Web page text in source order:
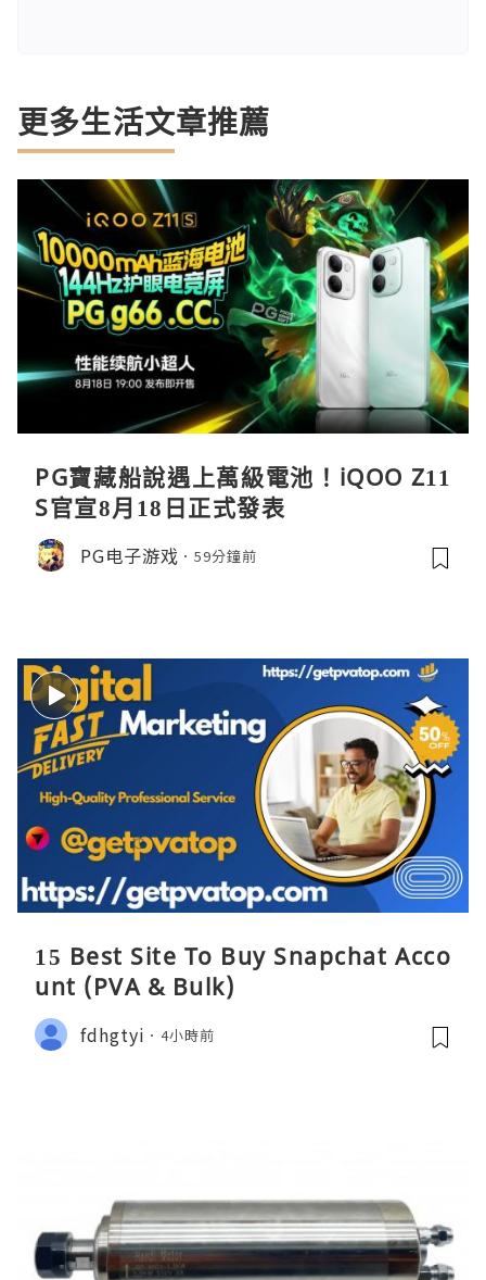
更多生活文章推薦
PG寶藏船說遇上萬級電池！iQOO Z11
S官宣8月18日正式發表
PG电子游戏 59分鐘前
15 Best Site To Buy Snapchat Acco
unt (PVA & Bulk)
fdhgtyi 4小時前